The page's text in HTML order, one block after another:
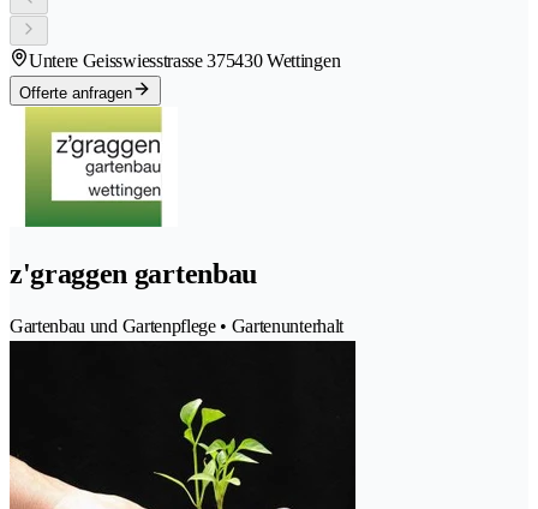
Untere Geisswiesstrasse 375430 Wettingen
Offerte anfragen
z'graggen gartenbau
Gartenbau und Gartenpflege • Gartenunterhalt